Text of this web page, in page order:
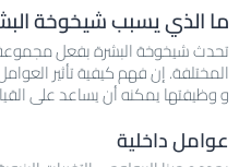
ما الذي يسبب شيخوخة
تحدث شيخوخة البشرة بفعل مجموعة
المختلفة. إن فهم كيفية تأثير
و وظيفتها يمكنه أن يساعد على
عوامل داخلية